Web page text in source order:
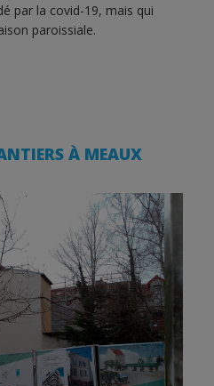
par la covid-19, mais qui
paroissiale.
À MEAUX